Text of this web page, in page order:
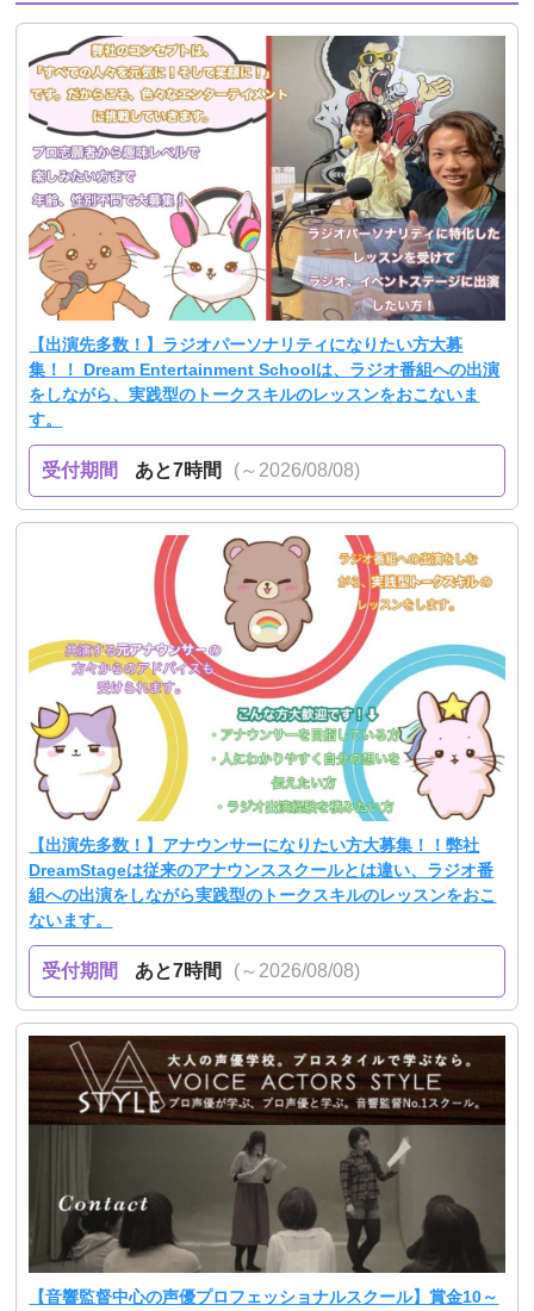
【出演先多数！】ラジオパーソナリティになりたい方大募
集！！ Dream Entertainment Schoolは、ラジオ番組への出演
をしながら、実践型のトークスキルのレッスンをおこないま
す。
受付期間 あと7時間 (～2026/08/08)
【出演先多数！】アナウンサーになりたい方大募集！！弊社
DreamStageは従来のアナウンススクールとは違い、ラジオ番
組への出演をしながら実践型のトークスキルのレッスンをおこ
ないます。
受付期間 あと7時間 (～2026/08/08)
【音響監督中心の声優プロフェッショナルスクール】賞金10～